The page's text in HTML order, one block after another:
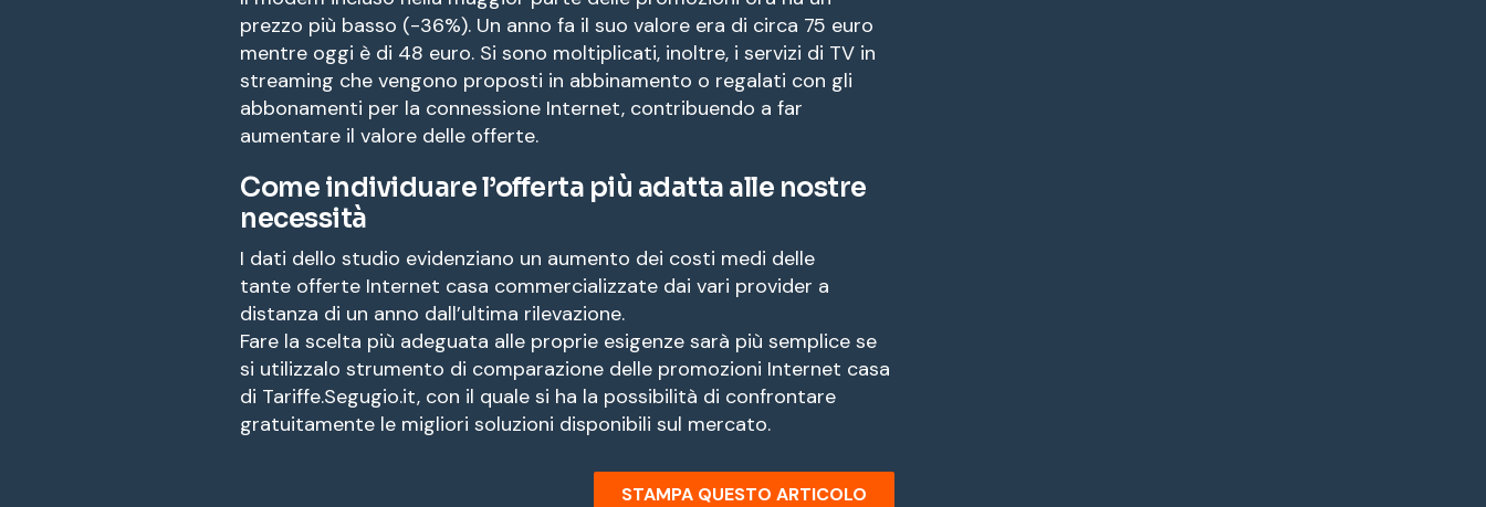
prezzo più basso (-36%). Un anno fa il suo valore era di circa 75 euro
mentre oggi è di 48 euro. Si sono moltiplicati, inoltre, i servizi di TV in
streaming che vengono proposti in abbinamento o regalati con gli
abbonamenti per la connessione Internet, contribuendo a far
aumentare il valore delle offerte.
Come individuare l’offerta più adatta alle nostre
necessità
I dati dello studio evidenziano un aumento dei costi medi delle
tante offerte Internet casa commercializzate dai vari provider a
distanza di un anno dall’ultima rilevazione.
Fare la scelta più adeguata alle proprie esigenze sarà più semplice se
si utilizzalo strumento di comparazione delle promozioni Internet casa
di Tariffe.Segugio.it, con il quale si ha la possibilità di confrontare
gratuitamente le migliori soluzioni disponibili sul mercato.
STAMPA QUESTO ARTICOLO